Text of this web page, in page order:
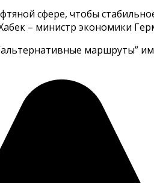
сфере, чтобы
– министр экономики
маршруты”